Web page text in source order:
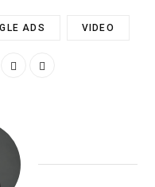
ADS VIDEO